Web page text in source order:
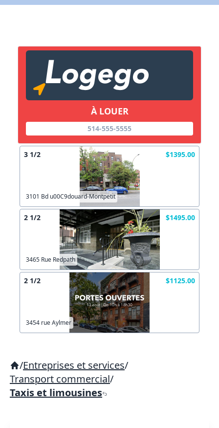
À LOUER
514-555-5555
3 1/2 $1395.00
3101 Bd u00C9douard-Montpetit
2 1/2 $1495.00
3465 Rue Redpath
2 1/2 $1125.00
3454 rue Aylmer
/Entreprises et services/
Transport commercial/
Taxis et limousines
X Fermer
Lien vers inscription (sera inclus dans courriel)
Copier lien
X Fermer